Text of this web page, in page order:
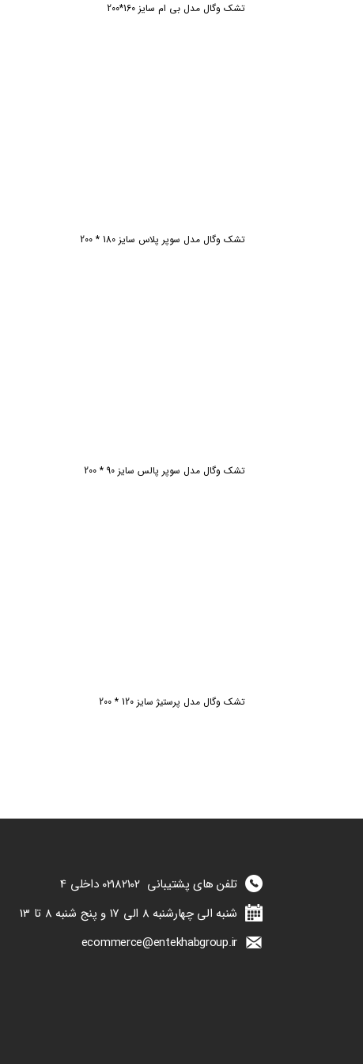
تشک وگال مدل بی ام سایز 160*200
تشک وگال مدل سوپر پلاس سایز 180 * 200
تشک وگال مدل سوپر پالس سایز 90 * 200
تشک وگال مدل پرستیژ سایز 120 * 200
تلفن های پشتیبانی۰۲۱۸۲۱۰۲ داخلی 4
شنبه الی چهارشنبه 8 الی 17 و پنج شنبه 8 تا 13
ecommerce@entekhabgroup.ir